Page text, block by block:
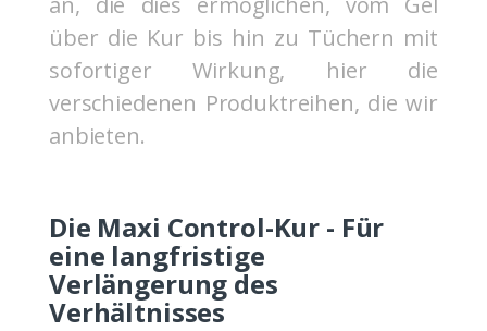
über die Kur bis hin zu Tüchern mit
sofortiger Wirkung, hier die
verschiedenen Produktreihen, die wir
anbieten.
Die Maxi Control-Kur - Für
eine langfristige
Verlängerung des
Verhältnisses